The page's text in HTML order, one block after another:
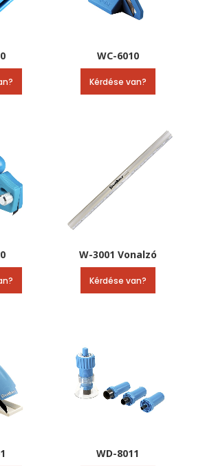
WC-6010
Kérdése van?
W-3001 Vonalzó
Kérdése van?
WD-8011